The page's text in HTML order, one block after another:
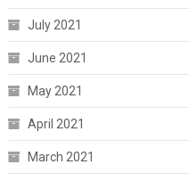
July 2021
June 2021
May 2021
April 2021
March 2021